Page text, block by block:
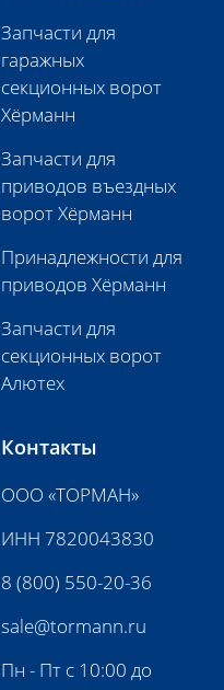
Запчасти для
гаражных
секционных ворот
Хёрманн
Запчасти для
приводов въездных
ворот Хёрманн
Принадлежности для
приводов Хёрманн
Запчасти для
секционных ворот
Алютех
Контакты
ООО «ТОРМАН»
ИНН 7820043830
8 (800) 550-20-36
sale@tormann.ru
Пн - Пт с 10:00 до